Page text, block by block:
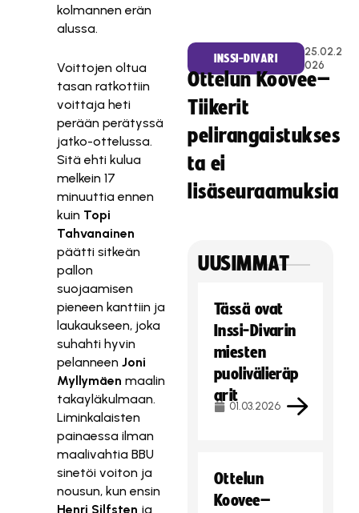
kolmannen erän
alussa.
Voittojen oltua
tasan ratkottiin
voittaja heti
perään perätyssä
jatko-ottelussa.
Sitä ehti kulua
melkein 17
minuuttia ennen
kuin Topi
Tahvanainen
päätti sitkeän
pallon
suojaamisen
pieneen kanttiin ja
laukaukseen, joka
suhahti hyvin
pelanneenJoni
Myllymäen maalin
takayläkulmaan.
Liminkalaisten
painaessa ilman
maalivahtia BBU
sinetöi voiton ja
nousun, kun ensin
Henri Silfsten ja
INSSI-DIVARI
25.02.2
026
Ottelun Koovee–
Tiikerit
pelirangaistukses
ta ei
lisäseuraamuksia
UUSIMMAT
Tässä ovat
Inssi-Divarin
miesten
puolivälieräp
arit
01.03.2026
Ottelun
Koovee–